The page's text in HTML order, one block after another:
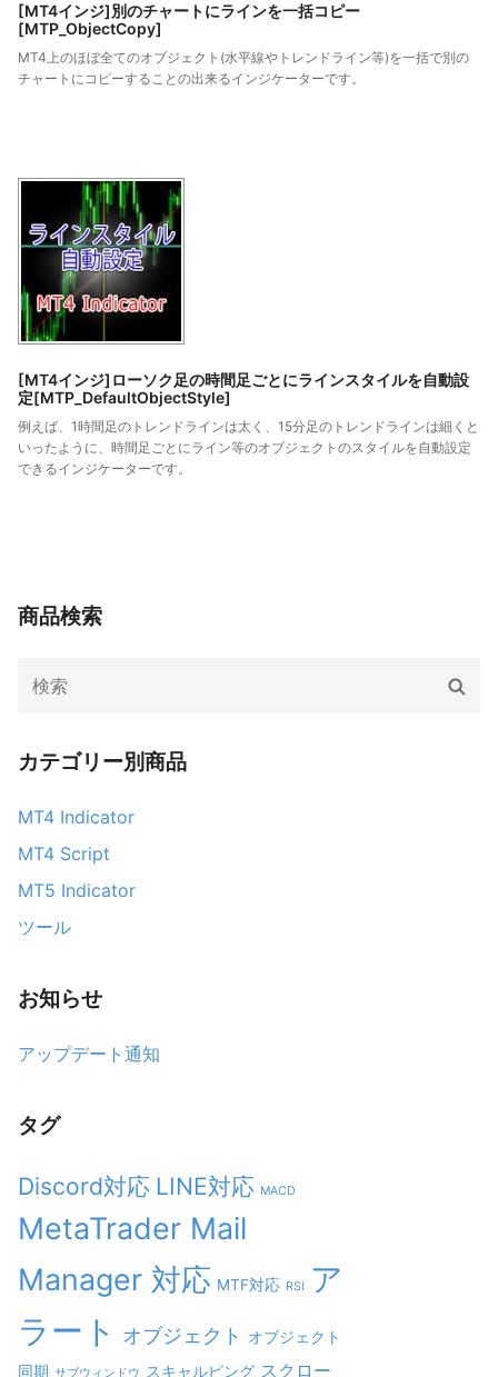
[MT4インジ]別のチャートにラインを一括コピー
[MTP_ObjectCopy]
MT4上のほぼ全てのオブジェクト(水平線やトレンドライン等)を一括で別の
チャートにコピーすることの出来るインジケーターです。
[MT4インジ]ローソク足の時間足ごとにラインスタイルを自動設
定[MTP_DefaultObjectStyle]
例えば、1時間足のトレンドラインは太く、15分足のトレンドラインは細くと
いったように、時間足ごとにライン等のオブジェクトのスタイルを自動設定
できるインジケーターです。
商品検索
for:
検
カテゴリー別商品
MT4 Indicator
MT4 Script
MT5 Indicator
ツール
お知らせ
アップデート通知
タグ
Discord対応 LINE対応 MACD
MetaTrader Mail
Manager 対応 MTF対応 RSI
ア
ラート
オブジェクト
オブジェクト
同期 サブウィンドウ スキャルピング スクロー